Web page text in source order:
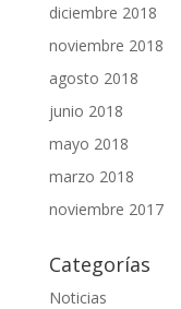
diciembre 2018
noviembre 2018
agosto 2018
junio 2018
mayo 2018
marzo 2018
noviembre 2017
Categorías
Noticias